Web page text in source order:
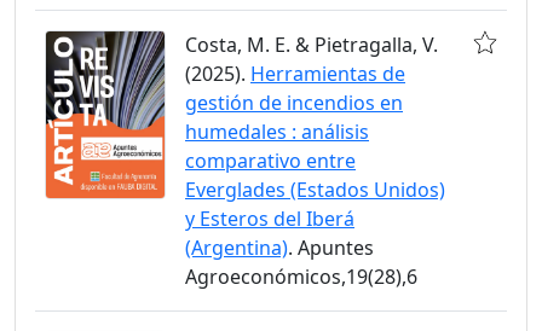
Costa, M. E. & Pietragalla, V.
(2025). Herramientas de
gestión de incendios en
humedales : análisis
comparativo entre
Everglades (Estados Unidos)
y Esteros del Iberá
(Argentina). Apuntes
Agroeconómicos,19(28),6